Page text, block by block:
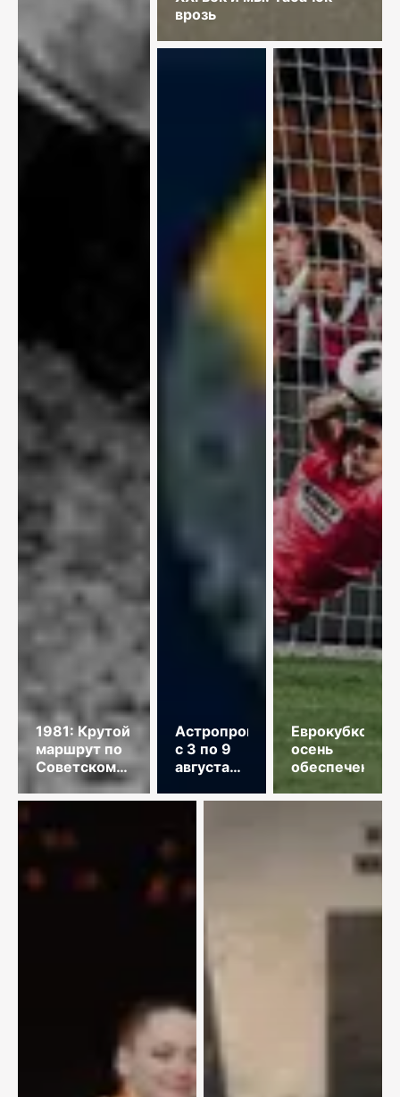
1981: Крутой
маршрут по
Советскому
Союзу
врозь
Астропрогноз
с 3 по 9
августа
года
Еврокубковая
осень
обеспечена